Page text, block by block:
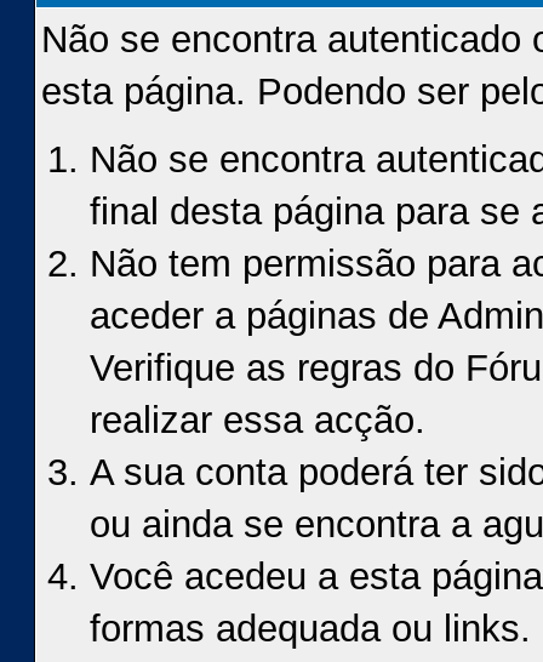
Não se encontra autenticado
esta página. Podendo ser
Não se encontra
final desta página para se
Não tem permissão para
aceder a páginas de
Verifique as regras do
realizar essa acção.
A sua conta poderá ter
ou ainda se encontra a
Você acedeu a esta
formas adequada ou links.